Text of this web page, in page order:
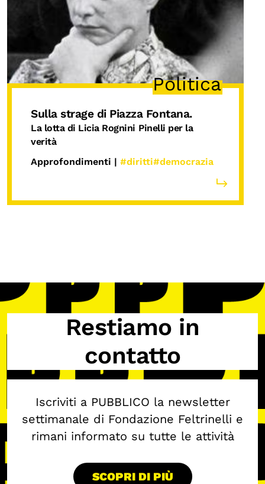
Politica
Sulla strage di Piazza Fontana.
La lotta di Licia Rognini Pinelli per la
verità
Approfondimenti | #diritti#democrazia
Restiamo in
contatto
Iscriviti a PUBBLICO la newsletter
settimanale di Fondazione Feltrinelli e
rimani informato su tutte le attività
SCOPRI DI PIÙ